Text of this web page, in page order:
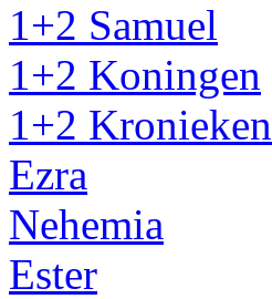
1+2 Samuel
1+2 Koningen
1+2 Kronieken
Ezra
Nehemia
Ester